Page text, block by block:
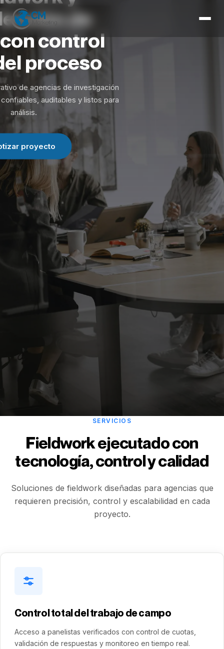
Inicio
Servicios
Herramientas
Expertise
Contacto
de
concontrol
proceso
de agencias de investigación
auditables y listos para
análisis.
proyecto
SERVICIOS
Fieldwork ejecutado con
tecnología, control y calidad
Soluciones de fieldwork diseñadas para agencias que
requieren precisión, control y escalabilidad en cada
proyecto.
Control total del trabajo de campo
Acceso a panelistas verificados con control de cuotas,
validación de respuestas y monitoreo en tiempo real.